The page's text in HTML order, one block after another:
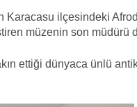
Karacasu ilçesindeki
müzenin son müdürü
ettiği dünyaca ünlü